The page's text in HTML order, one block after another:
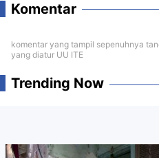
Komentar
komentar yang tampil sepenuhnya
yang diatur UU ITE
Trending Now